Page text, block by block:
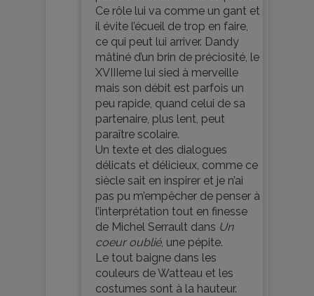
Ce rôle lui va comme un gant et
il évite l’écueil de trop en faire,
ce qui peut lui arriver. Dandy
mâtiné d’un brin de préciosité, le
XVIIIeme lui sied à merveille
mais son débit est parfois un
peu rapide, quand celui de sa
partenaire, plus lent, peut
paraître scolaire.
Un texte et des dialogues
délicats et délicieux, comme ce
siècle sait en inspirer et je n’ai
pas pu m’empêcher de penser à
l’interprétation tout en finesse
de Michel Serrault dans Un
coeur oublié, une pépite.
Le tout baigne dans les
couleurs de Watteau et les
costumes sont à la hauteur.